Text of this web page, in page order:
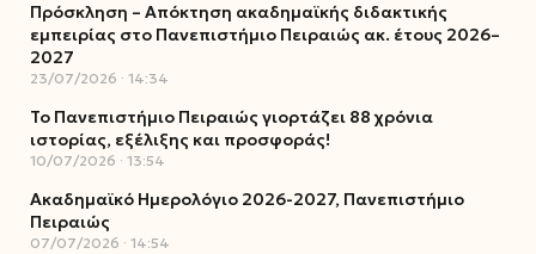
Πρόσκληση – Απόκτηση ακαδημαϊκής διδακτικής
εμπειρίας στο Πανεπιστήμιο Πειραιώς ακ. έτους 2026–
2027
23/07/2026 14:34
Το Πανεπιστήμιο Πειραιώς γιορτάζει 88 χρόνια
ιστορίας, εξέλιξης και προσφοράς!
10/07/2026 13:54
Ακαδημαϊκό Ημερολόγιο 2026-2027, Πανεπιστήμιο
Πειραιώς
07/07/2026 14:54